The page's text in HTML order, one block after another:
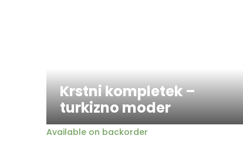
Krstni kompletek –
turkizno moder
Available on backorder